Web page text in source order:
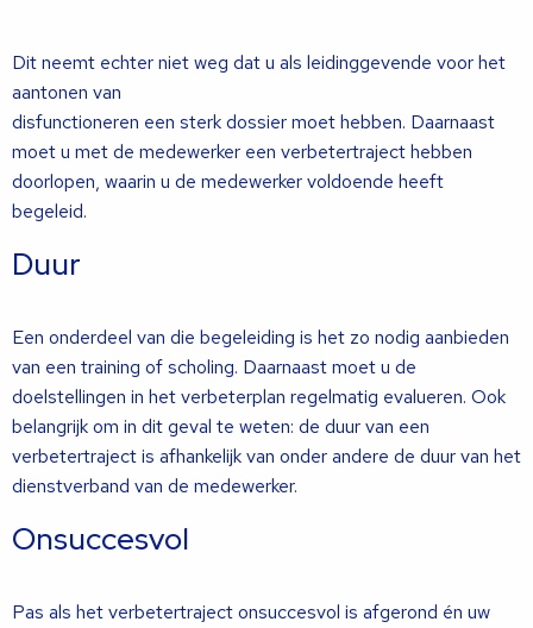
Dit neemt echter niet weg dat u als leidinggevende voor het
aantonen van
disfunctioneren een sterk dossier moet hebben. Daarnaast
moet u met de medewerker een verbetertraject hebben
doorlopen, waarin u de medewerker voldoende heeft
begeleid.
Duur
Een onderdeel van die begeleiding is het zo nodig aanbieden
van een training of scholing. Daarnaast moet u de
doelstellingen in het verbeterplan regelmatig evalueren. Ook
belangrijk om in dit geval te weten: de duur van een
verbetertraject is afhankelijk van onder andere de duur van het
dienstverband van de medewerker.
Onsuccesvol
Pas als het verbetertraject onsuccesvol is afgerond én uw